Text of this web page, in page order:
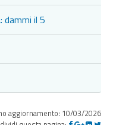
dammi il 5
aggiornamento: 10/03/2026